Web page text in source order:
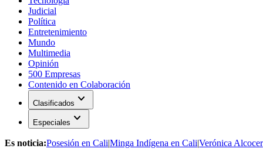
Judicial
Política
Entretenimiento
Mundo
Multimedia
Opinión
500 Empresas
Contenido en Colaboración
Clasificados expand_more
Especiales expand_more
Es noticia:Posesión en Cali|Minga Indígena en Cali|Verónica Alcocer